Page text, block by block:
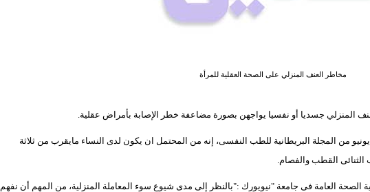
مخاطر العنف المنزلي على الصحة العقلية للمرأة
المنزلي جسديا أو نفسيا يواجهن بصورة مضاعفة خطر الإصابة بأمراض عقلية.
من المجلة البريطانية للطب النفسى، إنه من المحتمل ان يكون لدى النساء مايقرب من ثلاثة
القطب والفصام.
الصحة العامة فى جامعة "نيويورك :"بالنظر إلى مدى شيوع سوء المعاملة المنزلية، من المهم أن نفهم